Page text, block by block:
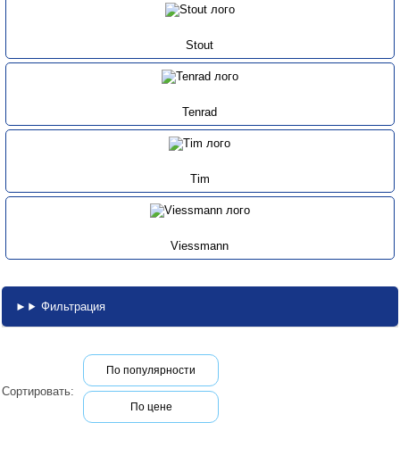
Stout
Tenrad
Tim
Viessmann
Фильтрация
Сортировать:
По популярности
По цене